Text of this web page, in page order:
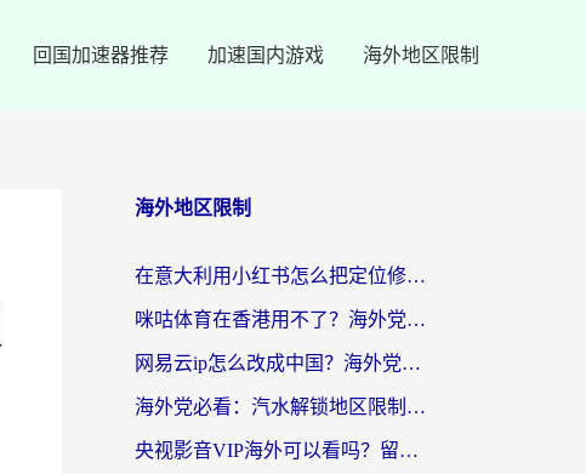
回国加速器推荐 加速国内游戏 海外地区限制
海外地区限制
在意大利用小红书怎么把定位修改到中国国内？3个实用技巧+1个靠谱工具帮你搞定
咪咕体育在香港用不了？海外党必看的回国加速器选择指南（附3个真实场景解决方案）
网易云ip怎么改成中国？海外党听音乐听书的无痛解决方案
海外党必看：汽水解锁地区限制怎么解除？3招解决国内影音&生活服务难题
央视影音VIP海外可以看吗？留学生亲测有效的回国加速器选择指南